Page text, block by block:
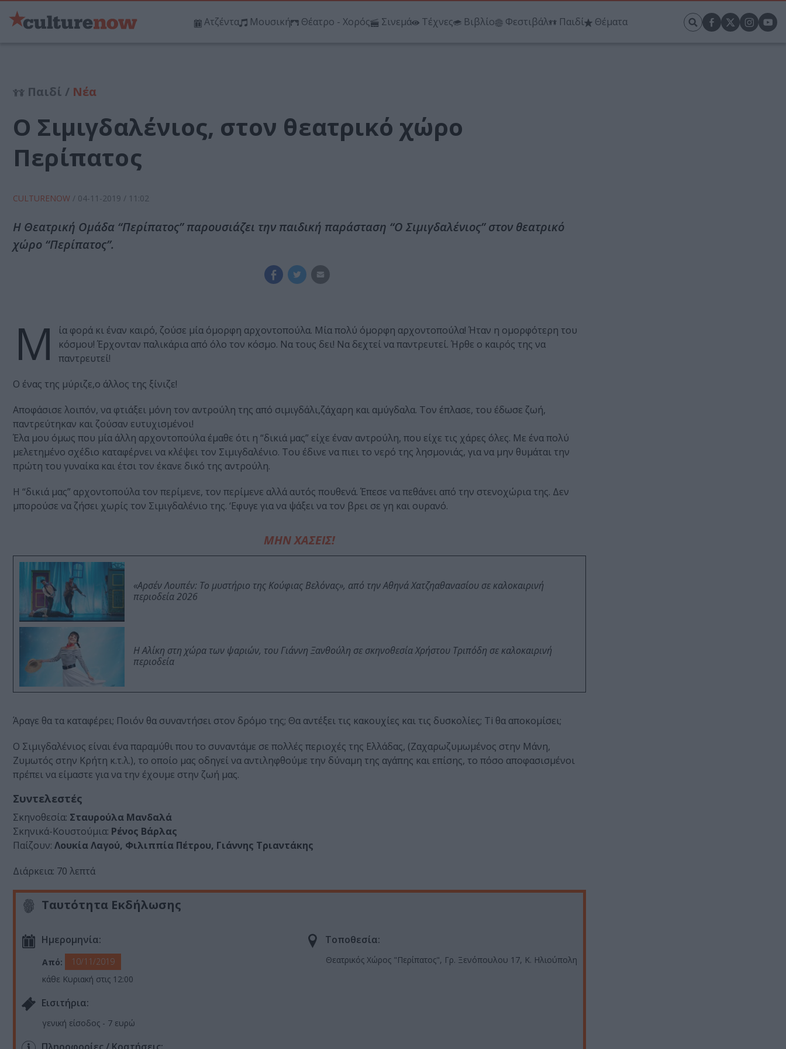
Ατζέντα Μουσική Θέατρο - Χορός Σινεμά Τέχνες Βιβλίο Φεστιβάλ Παιδί Θέματα
Παιδί / Νέα
O Σιμιγδαλένιος, στον θεατρικό χώρο
Περίπατος
CULTURENOW / 04-11-2019 / 11:02
H Θεατρική Ομάδα “Περίπατος” παρουσιάζει την παιδική παράσταση “O Σιμιγδαλένιος” στον θεατρικό
χώρο “Περίπατος”.
Μ
ία φορά κι έναν καιρό, ζούσε μία όμορφη αρχοντοπούλα. Μία πολύ όμορφη αρχοντοπούλα! Ήταν η ομορφότερη του
κόσμου! Έρχονταν παλικάρια από όλο τον κόσμο. Να τους δει! Να δεχτεί να παντρευτεί. Ήρθε ο καιρός της να
παντρευτεί!
Ο ένας της μύριζε,ο άλλος της ξίνιζε!
Αποφάσισε λοιπόν, να φτιάξει μόνη τον αντρούλη της από σιμιγδάλι,ζάχαρη και αμύγδαλα. Τον έπλασε, του έδωσε ζωή,
παντρεύτηκαν και ζούσαν ευτυχισμένοι!
Έλα μου όμως που μία άλλη αρχοντοπούλα έμαθε ότι η “δικιά μας” είχε έναν αντρούλη, που είχε τις χάρες όλες. Με ένα πολύ
μελετημένο σχέδιο καταφέρνει να κλέψει τον Σιμιγδαλένιο. Του έδινε να πιει το νερό της λησμονιάς, για να μην θυμάται την
πρώτη του γυναίκα και έτσι τον έκανε δικό της αντρούλη.
Η “δικιά μας” αρχοντοπούλα τον περίμενε, τον περίμενε αλλά αυτός πουθενά. Έπεσε να πεθάνει από την στενοχώρια της. Δεν
μπορούσε να ζήσει χωρίς τον Σιμιγδαλένιο της. ‘Εφυγε για να ψάξει να τον βρει σε γη και ουρανό.
ΜΗΝ ΧΑΣΕΙΣ!
«Αρσέν Λουπέν: Το μυστήριο της Κούφιας Βελόνας», από την Αθηνά Χατζηαθανασίου σε καλοκαιρινή
περιοδεία 2026
Η Αλίκη στη χώρα των ψαριών, του Γιάννη Ξανθούλη σε σκηνοθεσία Χρήστου Τριπόδη σε καλοκαιρινή
περιοδεία
Άραγε θα τα καταφέρει; Ποιόν θα συναντήσει στον δρόμο της; Θα αντέξει τις κακουχίες και τις δυσκολίες; Τi θα αποκομίσει;
O Σιμιγδαλένιος είναι ένα παραμύθι που το συναντάμε σε πολλές περιοχές της Ελλάδας, (Ζαχαρωζυμωμένος στην Μάνη,
Ζυμωτός στην Κρήτη κ.τ.λ.), το οποίο μας οδηγεί να αντιληφθούμε την δύναμη της αγάπης και επίσης, το πόσο αποφασισμένοι
πρέπει να είμαστε για να την έχουμε στην ζωή μας.
Συντελεστές
Σκηνοθεσία: Σταυρούλα Μανδαλά
Σκηνικά-Κουστούμια: Ρένος Βάρλας
Παίζουν: Λουκία Λαγού, Φιλιππία Πέτρου, Γιάννης Τριαντάκης
Διάρκεια: 70 λεπτά
Ταυτότητα Εκδήλωσης
Ημερομηνία:
Από:
10/11/2019
κάθε Κυριακή στις 12:00
Τοποθεσία:
Θεατρικός Χώρος "Περίπατος", Γρ. Ξενόπουλου 17, Κ. Ηλιούπολη
Eισιτήρια:
γενική είσοδος - 7 ευρώ